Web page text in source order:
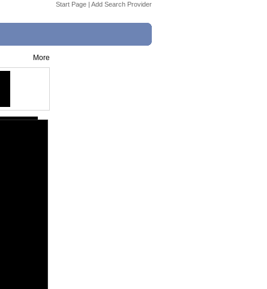
Start Page | Add Search Provider
More